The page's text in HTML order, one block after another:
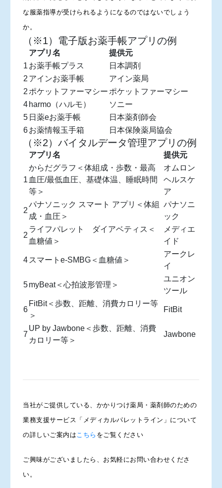
な服薬指導が受けられるようになるのではないでしょう
か。
（※1）電子版お薬手帳アプリの例
アプリ名
提供元
1 お薬手帳プラス
日本調剤
2 アインお薬手帳
アイン薬局
2 ポケットファーマシー ポケットファーマシー
4 harmo（ハルモ）
ソニー
5 日薬eお薬手帳
日本薬剤師会
6お薬情報玉手箱 日本保険薬局協会
（※2）バイタルデータ管理アプリの例
アプリ名 提供元
1
からだグラフ＜体組成・歩数・最高
血圧/最低血圧、基礎体温、睡眠時間
等＞
オムロン
ヘルスケ
ア
2
パナソニック スマート アプリ＜体組
成・血圧＞
パナソニ
ック
2
ライフパレット ダイアベティス＜
血糖値＞
メディエ
イド
4 スマートe-SMBG＜血糖値＞
アークレ
イ
5myBeat＜心拍波形管理＞
ユニオン
ツール
6
FitBit＜歩数、距離、消費カロリー等
＞
FitBit
7
UP by Jawbone＜歩数、距離、消費
カロリー等＞
Jawbone
当社がご提供している、かかりつけ薬局・薬剤師のための
業務支援サービス「メディカルパレットライン」について
の詳しいご案内はこちら をご覧ください
ご興味がございましたら、お気軽にお問い合わせくださ
い。